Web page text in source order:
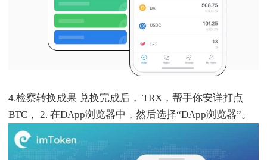
4.检察转换成果 兑换完成后， TRX，帮手你安详打点
BTC， 2. 在DApp浏览器中，然后选择“DApp浏览器”。